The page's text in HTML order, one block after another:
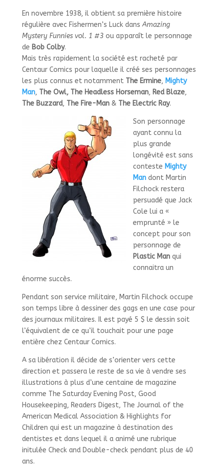
En novembre 1938, il obtient sa première histoire
régulière avec Fishermen’s Luck dansAmazing
Mystery Funnies vol. 1 #3ou apparaît le personnage
de Bob Colby.
Mais très rapidement la société est racheté par
Centaur Comics pour laquelle il créé ses personnages
les plus connus et notamment The Ermine, Mighty
Man, The Owl, The Headless Horseman, Red Blaze,
The Buzzard, The Fire-Man& The Electric Ray.
Son personnage
ayant connu la
plus grande
longévité est sans
conteste Mighty
Mandont Martin
Filchock restera
persuadé que Jack
Cole lui a «
emprunté » le
concept pour son
personnage de
Plastic Manqui
connaitra un
énorme succès.
Pendant son service militaire, Martin Filchock occupe
son temps libre à dessiner des gags en une case pour
des journaux militaires. Il est payé 5 $ le dessin soit
l’équivalent de ce qu’il touchait pour une page
entière chez Centaur Comics.
A sa libération il décide de s’orienter vers cette
direction et passera le reste de sa vie à vendre ses
illustrations à plus d’une centaine de magazine
comme The Saturday Evening Post, Good
Housekeeping, Readers Digest, The Journal of the
American Medical Association & Highlights for
Children qui est un magazine à destination des
dentistes et dans lequel il a animé une rubrique
initulée Check and Double-check pendant plus de 40
ans.